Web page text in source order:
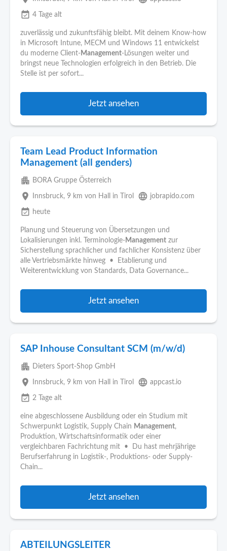
event_available 4 Tage alt
zuverlässig und zukunftsfähig bleibt. Mit deinem Know-how
in Microsoft Intune, MECM und Windows 11 entwickelst
du moderne Client-Management-Lösungen weiter und
bringst neue Technologien erfolgreich in den Betrieb. Die
Stelle ist per sofort...
Jetzt ansehen
Team Lead Product Information
Management (all genders)
apartment BORA Gruppe Österreich
place Innsbruck, 9 km von Hall in Tirol language jobrapido.com
event_available heute
Planung und Steuerung von Übersetzungen und
Lokalisierungen inkl. Terminologie-Management zur
Sicherstellung sprachlicher und fachlicher Konsistenz über
alle Vertriebsmärkte hinweg • Etablierung und
Weiterentwicklung von Standards, Data Governance...
Jetzt ansehen
SAP Inhouse Consultant SCM (m/w/d)
apartment Dieters Sport-Shop GmbH
place Innsbruck, 9 km von Hall in Tirol language appcast.io
event_available 2 Tage alt
eine abgeschlossene Ausbildung oder ein Studium mit
Schwerpunkt Logistik, Supply Chain Management,
Produktion, Wirtschaftsinformatik oder einer
vergleichbaren Fachrichtung mit • Du hast mehrjährige
Berufserfahrung in Logistik-, Produktions- oder Supply-
Chain...
Jetzt ansehen
ABTEILUNGSLEITER